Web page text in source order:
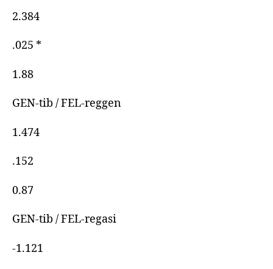
2.384
.025 *
1.88
GEN-tib / FEL-reggen
1.474
.152
0.87
GEN-tib / FEL-regasi
-1.121